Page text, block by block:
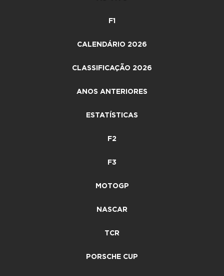
F1
CALENDÁRIO 2026
CLASSIFICAÇÃO 2026
ANOS ANTERIORES
ESTATÍSTICAS
F2
F3
MOTOGP
NASCAR
TCR
PORSCHE CUP